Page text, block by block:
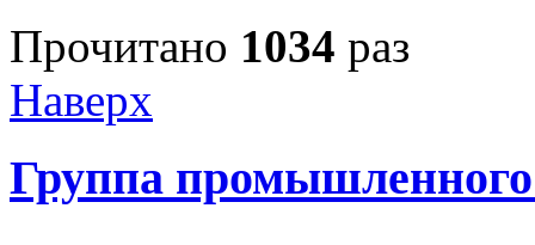
Прочитано 1034 раз
Наверх
Группа